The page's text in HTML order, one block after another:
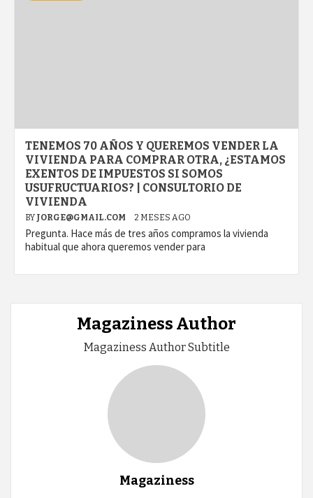
TENEMOS 70 AÑOS Y QUEREMOS VENDER LA
VIVIENDA PARA COMPRAR OTRA, ¿ESTAMOS
EXENTOS DE IMPUESTOS SI SOMOS
USUFRUCTUARIOS? | CONSULTORIO DE
VIVIENDA
BY JORGE@GMAIL.COM 2 MESES AGO
Pregunta. Hace más de tres años compramos la vivienda
habitual que ahora queremos vender para
Magaziness Author
Magaziness Author Subtitle
Magaziness